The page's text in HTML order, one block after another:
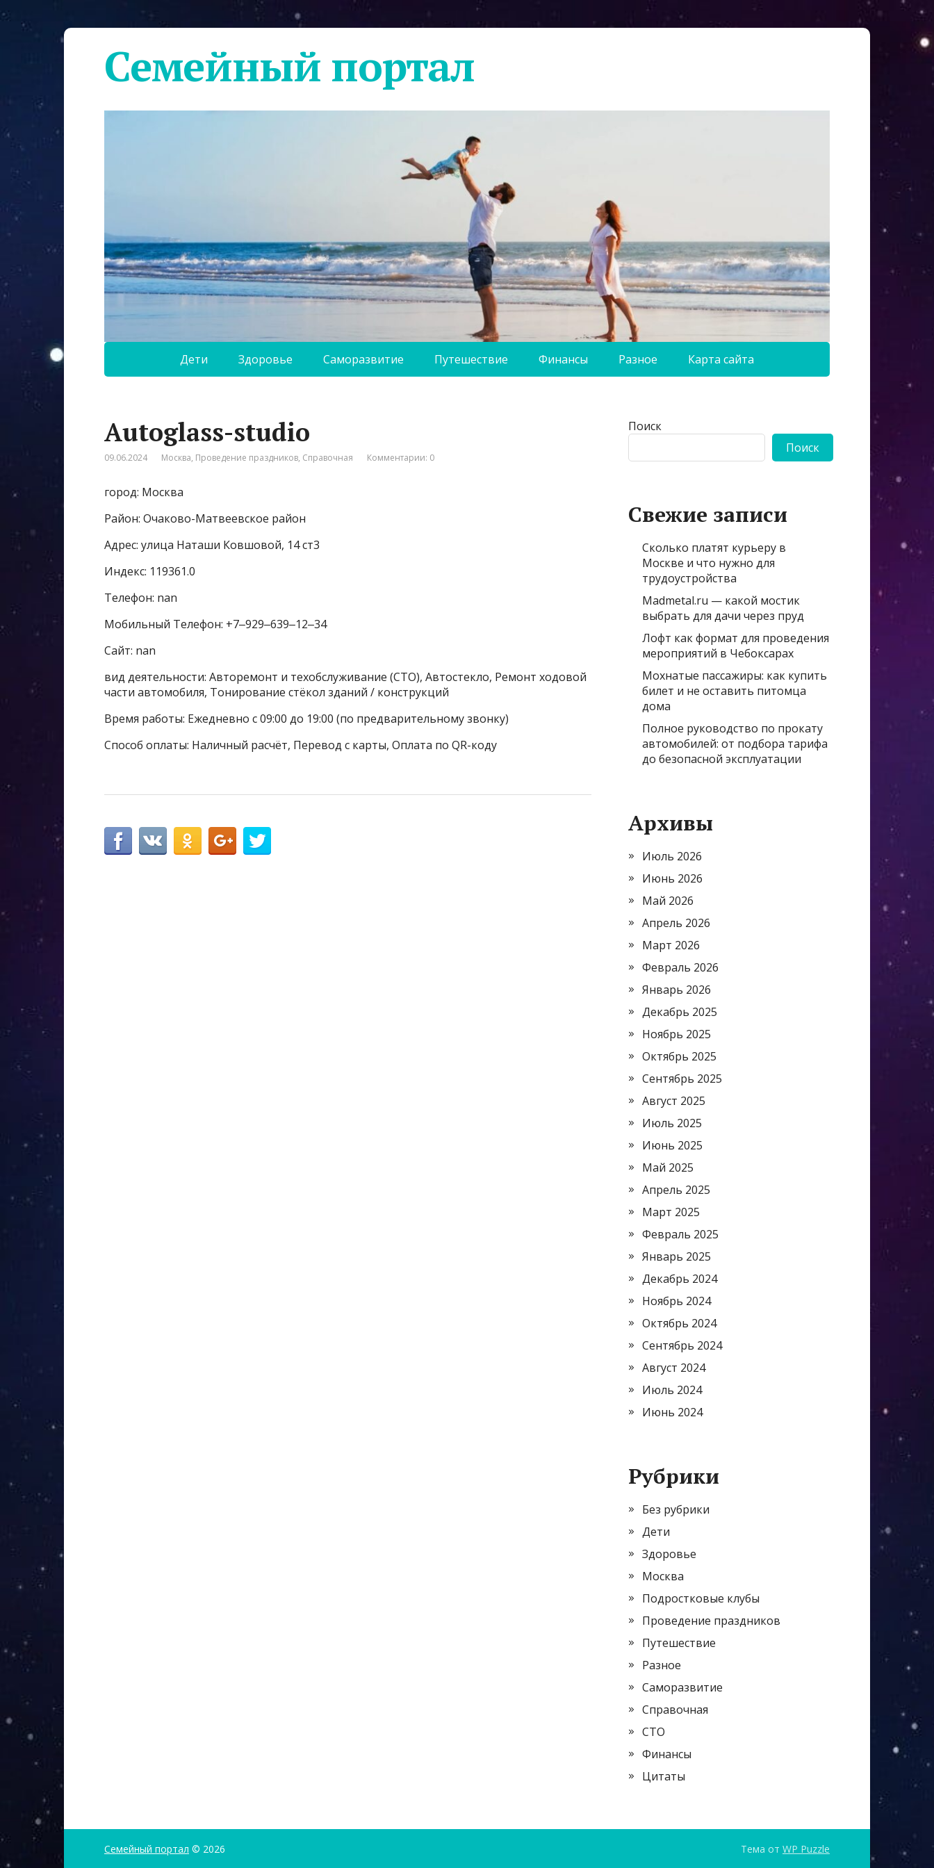
Семейный портал
Дети Здоровье Саморазвитие Путешествие Финансы Разное Карта сайта
Autoglass-studio
09.06.2024 Москва, Проведение праздников, Справочная Комментарии: 0
город: Москва
Район: Очаково-Матвеевское район
Адрес: улица Наташи Ковшовой, 14 ст3
Индекс: 119361.0
Телефон: nan
Мобильный Телефон: +7‒929‒639‒12‒34
Сайт: nan
вид деятельности: Авторемонт и техобслуживание (СТО), Автостекло, Ремонт ходовой
части автомобиля, Тонирование стёкол зданий / конструкций
Время работы: Ежедневно с 09:00 до 19:00 (по предварительному звонку)
Способ оплаты: Наличный расчёт, Перевод с карты, Оплата по QR-коду
Поиск
Поиск
Свежие записи
Сколько платят курьеру в
Москве и что нужно для
трудоустройства
Madmetal.ru — какой мостик
выбрать для дачи через пруд
Лофт как формат для проведения
мероприятий в Чебоксарах
Мохнатые пассажиры: как купить
билет и не оставить питомца
дома
Полное руководство по прокату
автомобилей: от подбора тарифа
до безопасной эксплуатации
Архивы
Июль 2026
Июнь 2026
Май 2026
Апрель 2026
Март 2026
Февраль 2026
Январь 2026
Декабрь 2025
Ноябрь 2025
Октябрь 2025
Сентябрь 2025
Август 2025
Июль 2025
Июнь 2025
Май 2025
Апрель 2025
Март 2025
Февраль 2025
Январь 2025
Декабрь 2024
Ноябрь 2024
Октябрь 2024
Сентябрь 2024
Август 2024
Июль 2024
Июнь 2024
Рубрики
Без рубрики
Дети
Здоровье
Москва
Подростковые клубы
Проведение праздников
Путешествие
Разное
Саморазвитие
Справочная
СТО
Финансы
Цитаты
Семейный портал © 2026 Тема от WP Puzzle